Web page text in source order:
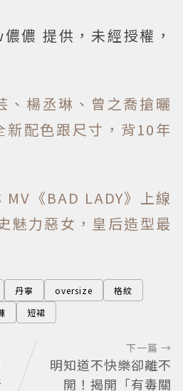
儂 提供，未經授權，
、楊丞琳、曾之喬搶曬
配色跟尺寸，背10年
《BAD LADY》上線
魅力惡女，皇后造型最
丹寧 oversize
格紋
短裙
下一篇 →
明知道不快樂卻離不
開！揭開「有毒關